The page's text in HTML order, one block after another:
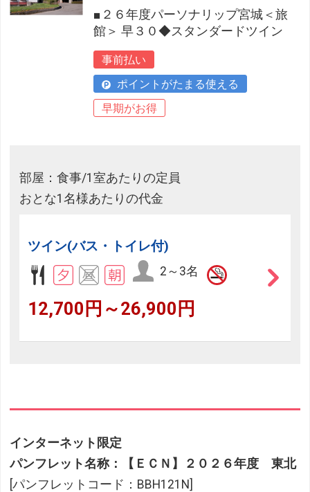
■２６年度パーソナリップ宮城＜旅
館＞ 早３０◆スタンダードツイン
事前払い
ポイントがたまる使える
早期がお得
部屋：食事/1室あたりの定員
おとな1名様あたりの代金
ツイン(バス・トイレ付)
2～3名
12,700円～26,900円
インターネット限定
パンフレット名称：【ＥＣＮ】２０２６年度 東北
[パンフレットコード：BBH121N]